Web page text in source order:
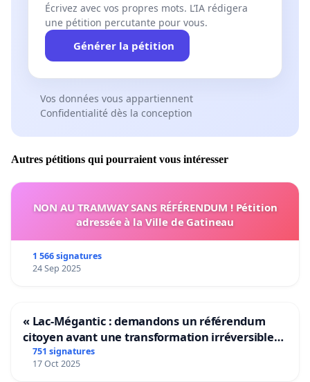
- Les enfants de l’école maternelle qui se trouvent à
côté n’ont quasiment jamais accès à cette salle car
- L’école Sainte-Thérèse ainsi que ceux du collège
Cap de Gascogne subissent eux aussi pour leur
pratique sportive scolaire le manque de disponibilité du
lieu.
- En matière culturelle la polyvalence de cette
premier ordre (variété, concert, théâtre, congrès…).
- Enfin, la structure sera équipée d’une salle de
des Jacobins, saturé de manifestations en tout genre
(mariages, séminaires, réunions publiques, soirées
5 / Des raisons affectives :
Écrivez avec vos propres mots. L’IA rédigera
une pétition percutante pour vous.
Générer la pétition
Vos données vous appartiennent
Confidentialité dès la conception
Autres pétitions qui pourraient vous intéresser
NON AU TRAMWAY SANS RÉFÉRENDUM ! Pétition
adressée à la Ville de Gatineau
1 566 signatures
24 Sep 2025
« Lac-Mégantic : demandons un référendum
citoyen avant une transformation irréversible
de notre territoire »
751 signatures
17 Oct 2025